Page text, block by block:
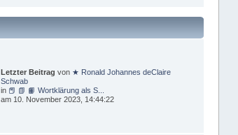
Letzter Beitrag von ★ Ronald Johannes deClaire
Schwab
in 📕 📗 📙 Wortklärung als S...
am 10. November 2023, 14:44:22